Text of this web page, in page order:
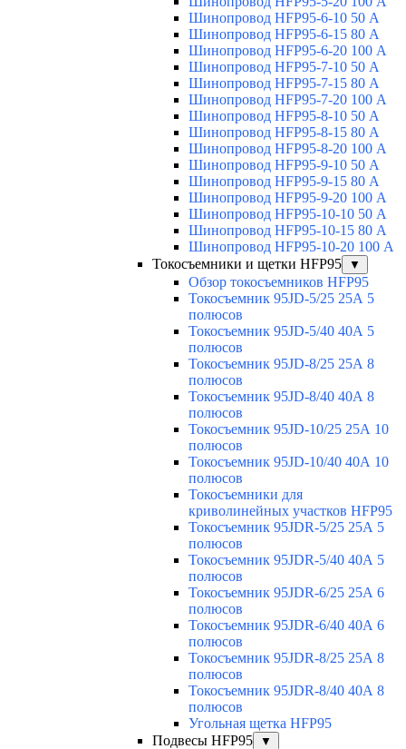
Шинопровод HFP95-6-10 50 А
Шинопровод HFP95-6-15 80 А
Шинопровод HFP95-6-20 100 А
Шинопровод HFP95-7-10 50 А
Шинопровод HFP95-7-15 80 А
Шинопровод HFP95-7-20 100 А
Шинопровод HFP95-8-10 50 А
Шинопровод HFP95-8-15 80 А
Шинопровод HFP95-8-20 100 А
Шинопровод HFP95-9-10 50 А
Шинопровод HFP95-9-15 80 А
Шинопровод HFP95-9-20 100 А
Шинопровод HFP95-10-10 50 А
Шинопровод HFP95-10-15 80 А
Шинопровод HFP95-10-20 100 А
Токосъемники и щетки HFP95
▼
Обзор токосъемников HFP95
Токосъемник 95JD-5/25 25А 5
полюсов
Токосъемник 95JD-5/40 40А 5
полюсов
Токосъемник 95JD-8/25 25А 8
полюсов
Токосъемник 95JD-8/40 40А 8
полюсов
Токосъемник 95JD-10/25 25А 10
полюсов
Токосъемник 95JD-10/40 40А 10
полюсов
Токосъемники для
криволинейных участков HFP95
Токосъемник 95JDR-5/25 25А 5
полюсов
Токосъемник 95JDR-5/40 40А 5
полюсов
Токосъемник 95JDR-6/25 25А 6
полюсов
Токосъемник 95JDR-6/40 40А 6
полюсов
Токосъемник 95JDR-8/25 25А 8
полюсов
Токосъемник 95JDR-8/40 40А 8
полюсов
Угольная щетка HFP95
Подвесы HFP95
▼